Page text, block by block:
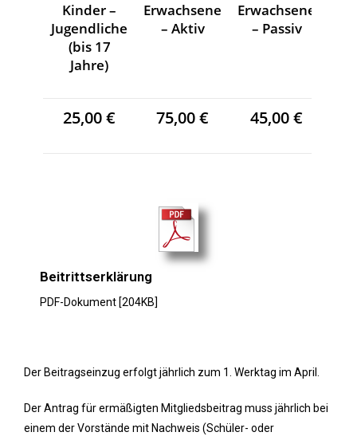
Kinder –
Jugendliche
(bis 17
Jahre)
Erwachsene
– Aktiv
Erwachsene
– Passiv
25,00 € 75,00 € 45,00 €
Beitrittserklärung
PDF-Dokument [204KB]
Der Beitragseinzug erfolgt jährlich zum 1. Werktag im April.
Der Antrag für ermäßigten Mitgliedsbeitrag muss jährlich bei
einem der Vorstände mit Nachweis (Schüler- oder